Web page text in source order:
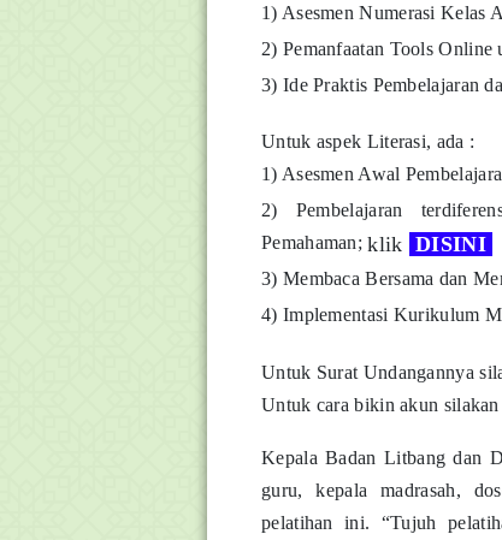
1) Asesmen Numerasi Kelas
2) Pemanfaatan Tools
3) Ide Praktis Pembelajaran
Untuk aspek Literasi, ada :
1) Asesmen Awal
2) Pembelajaran
Pemahaman;klik DISINI
3) Membaca Bersama dan
4) Implementasi Kurikulum
Untuk Surat Undangannya
Untuk cara bikin akun
Kepala Badan Litbang dan
guru, kepala madrasah,
pelatihan ini. “Tujuh